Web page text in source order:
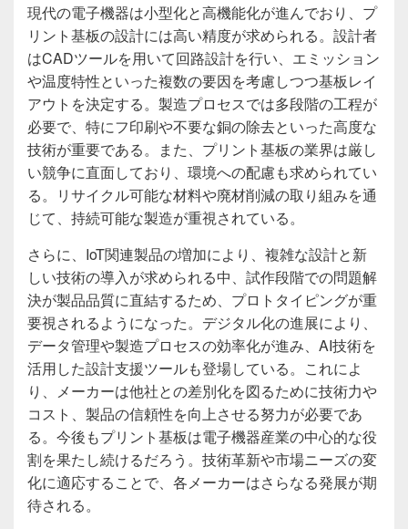
現代の電子機器は小型化と高機能化が進んでおり、プ
リント基板の設計には高い精度が求められる。設計者
はCADツールを用いて回路設計を行い、エミッション
や温度特性といった複数の要因を考慮しつつ基板レイ
アウトを決定する。製造プロセスでは多段階の工程が
必要で、特にフ印刷や不要な銅の除去といった高度な
技術が重要である。また、プリント基板の業界は厳し
い競争に直面しており、環境への配慮も求められてい
る。リサイクル可能な材料や廃材削減の取り組みを通
じて、持続可能な製造が重視されている。
さらに、IoT関連製品の増加により、複雑な設計と新
しい技術の導入が求められる中、試作段階での問題解
決が製品品質に直結するため、プロトタイピングが重
要視されるようになった。デジタル化の進展により、
データ管理や製造プロセスの効率化が進み、AI技術を
活用した設計支援ツールも登場している。これによ
り、メーカーは他社との差別化を図るために技術力や
コスト、製品の信頼性を向上させる努力が必要であ
る。今後もプリント基板は電子機器産業の中心的な役
割を果たし続けるだろう。技術革新や市場ニーズの変
化に適応することで、各メーカーはさらなる発展が期
待される。